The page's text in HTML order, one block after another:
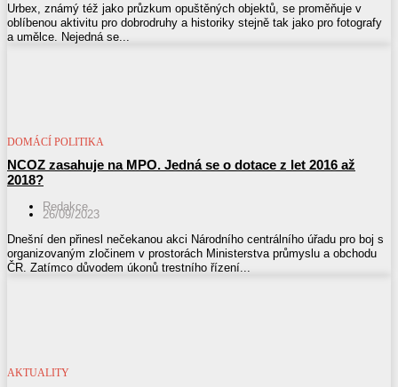
Urbex, známý též jako průzkum opuštěných objektů, se proměňuje v
oblíbenou aktivitu pro dobrodruhy a historiky stejně tak jako pro fotografy
a umělce. Nejedná se...
DOMÁCÍ POLITIKA
NCOZ zasahuje na MPO. Jedná se o dotace z let 2016 až
2018?
Redakce
26/09/2023
Dnešní den přinesl nečekanou akci Národního centrálního úřadu pro boj s
organizovaným zločinem v prostorách Ministerstva průmyslu a obchodu
ČR. Zatímco důvodem úkonů trestního řízení...
AKTUALITY